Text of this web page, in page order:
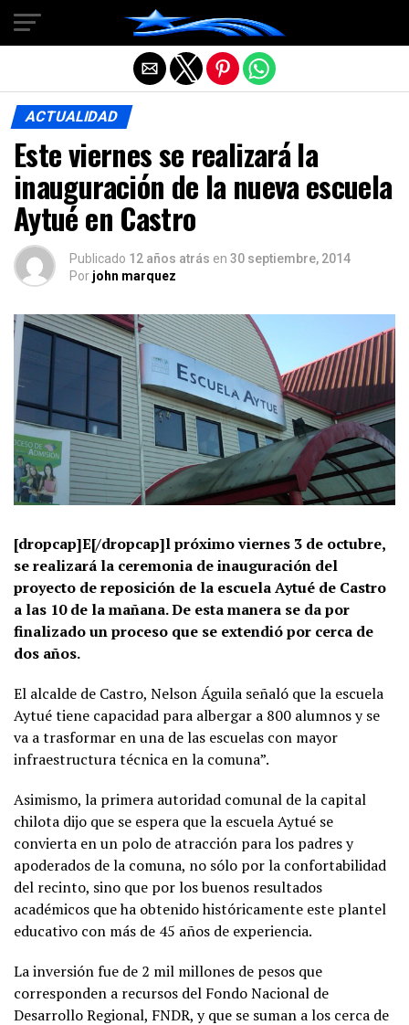
ACTUALIDAD
Este viernes se realizará la
inauguración de la nueva escuela
Aytué en Castro
Publicado 12 años atrás en 30 septiembre, 2014
Por john marquez
[dropcap]E[/dropcap]l próximo viernes 3 de octubre,
se realizará la ceremonia de inauguración del
proyecto de reposición de la escuela Aytué de Castro
a las 10 de la mañana. De esta manera se da por
finalizado un proceso que se extendió por cerca de
dos años.
El alcalde de Castro, Nelson Águila señaló que la escuela
Aytué tiene capacidad para albergar a 800 alumnos y se
va a trasformar en una de las escuelas con mayor
infraestructura técnica en la comuna”.
Asimismo, la primera autoridad comunal de la capital
chilota dijo que se espera que la escuela Aytué se
convierta en un polo de atracción para los padres y
apoderados de la comuna, no sólo por la confortabilidad
del recinto, sino que por los buenos resultados
académicos que ha obtenido históricamente este plantel
educativo con más de 45 años de experiencia.
La inversión fue de 2 mil millones de pesos que
corresponden a recursos del Fondo Nacional de
Desarrollo Regional, FNDR, y que se suman a los cerca de
Salir de la versión móvil